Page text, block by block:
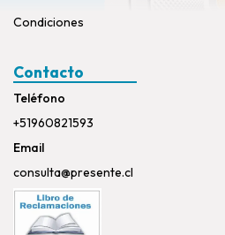
Condiciones
Contacto
Teléfono
+51960821593
Email
consulta@presente.cl